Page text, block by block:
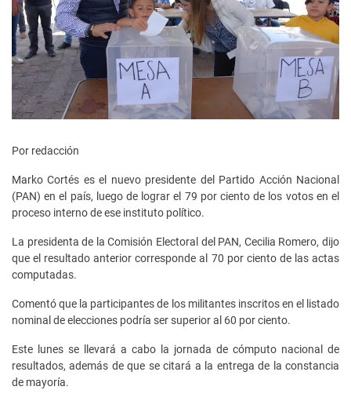
Por redacción
Marko Cortés es el nuevo presidente del Partido Acción Nacional
(PAN) en el país, luego de lograr el 79 por ciento de los votos en el
proceso interno de ese instituto político.
La presidenta de la Comisión Electoral del PAN, Cecilia Romero, dijo
que el resultado anterior corresponde al 70 por ciento de las actas
computadas.
Comentó que la participantes de los militantes inscritos en el listado
nominal de elecciones podría ser superior al 60 por ciento.
Este lunes se llevará a cabo la jornada de cómputo nacional de
resultados, además de que se citará a la entrega de la constancia
de mayoría.